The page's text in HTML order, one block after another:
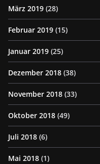
März 2019 (28)
Februar 2019 (15)
Januar 2019 (25)
Dezember 2018 (38)
November 2018 (33)
Oktober 2018 (49)
Juli 2018 (6)
Mai 2018 (1)